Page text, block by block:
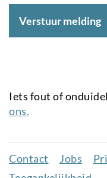
Verstuur melding
Iets fout of
ons.
Juridisch
Contact Jobs